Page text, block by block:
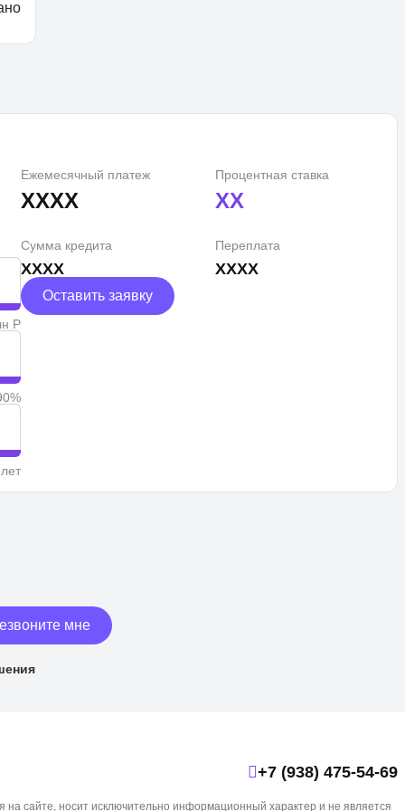
Р
Ежемесячный платеж
XXXX
Процентная ставка
XX
Сумма кредита
XXXX
Переплата
XXXX
Оставить заявку
мне
+7 (938) 475-54-69
сайте, носит исключительно информационный характер и не является